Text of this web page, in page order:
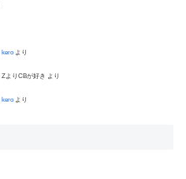
kero より
ZよりCBが好き より
kero より